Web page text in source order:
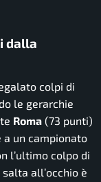
dalla
colpi di
le gerarchie
Roma (73 punti)
a un campionato
l’ultimo colpo di
all’occhio è